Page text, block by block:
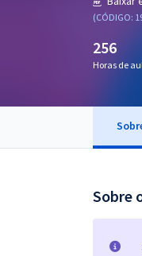
Conteúdo gratuito
(CÓDIGO:
256
Horas de
Sobre